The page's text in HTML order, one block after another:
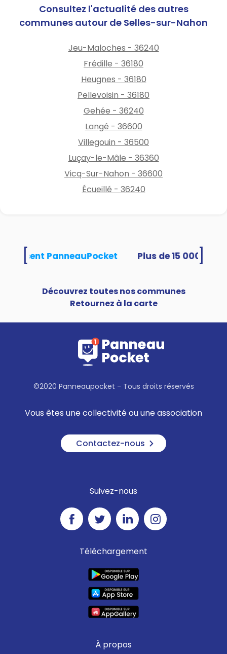
Consultez l'actualité des autres
communes autour de Selles-sur-Nahon
Jeu-Maloches - 36240
Frédille - 36180
Heugnes - 36180
Pellevoisin - 36180
Gehée - 36240
Langé - 36600
Villegouin - 36500
Luçay-le-Mâle - 36360
Vicq-Sur-Nahon - 36600
Écueillé - 36240
PanneauPocket
Découvrez toutes nos communes
Retournez à la carte
©2020 Panneaupocket - Tous droits réservés
Vous êtes une collectivité ou une association
Contactez-nous
Suivez-nous
Téléchargement
À propos